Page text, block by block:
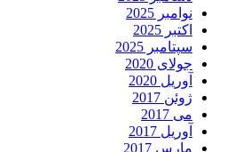
نوامبر 2025
اکتبر 2025
سپتامبر 2025
جولای 2020
آوریل 2020
ژوئن 2017
می 2017
آوریل 2017
مارس 2017